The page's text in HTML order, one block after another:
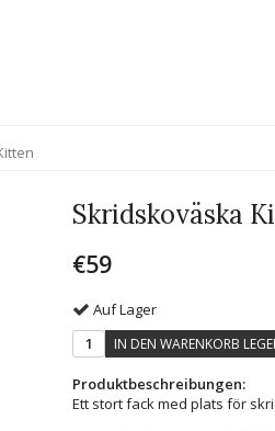
Skridskoväska
€59
Auf Lager
IN DEN WARENKORB
Produktbeschreibungen:
Ett stort fack med plats för